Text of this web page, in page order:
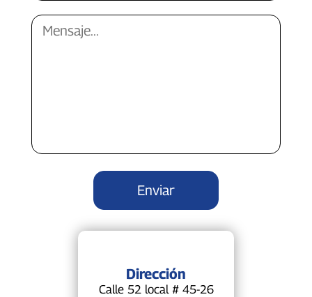
Dirección
Calle 52 local # 45-26